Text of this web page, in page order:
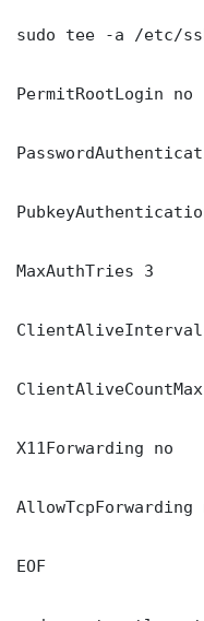
sudo tee -a /etc/
PermitRootLogin no
MaxAuthTries 3
ClientAliveInterval
X11Forwarding no
AllowTcpForwarding
EOF